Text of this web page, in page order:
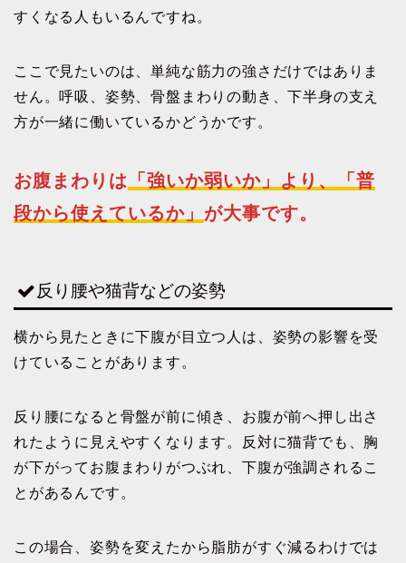
すくなる人もいるんですね。
ここで見たいのは、単純な筋力の強さだけではありま
せん。呼吸、姿勢、骨盤まわりの動き、下半身の支え
方が一緒に働いているかどうかです。
お腹まわりは 「強いか弱いか」より、「普
段から使えているか」 が大事です。
反り腰や猫背などの姿勢
横から見たときに下腹が目立つ人は、姿勢の影響を受
けていることがあります。
反り腰になると骨盤が前に傾き、お腹が前へ押し出さ
れたように見えやすくなります。反対に猫背でも、胸
が下がってお腹まわりがつぶれ、下腹が強調されるこ
とがあるんです。
この場合、姿勢を変えたから脂肪がすぐ減るわけでは